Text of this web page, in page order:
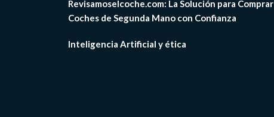
Revisamoselcoche.com: La Solución para Comprar
Coches de Segunda Mano con Confianza
Inteligencia Artificial y ética